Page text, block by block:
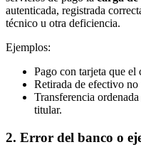
autenticada, registrada
técnico u otra deficiencia.
Ejemplos:
Pago con tarjeta que el
Retirada de efectivo no
Transferencia
titular.
2. Error del banco o